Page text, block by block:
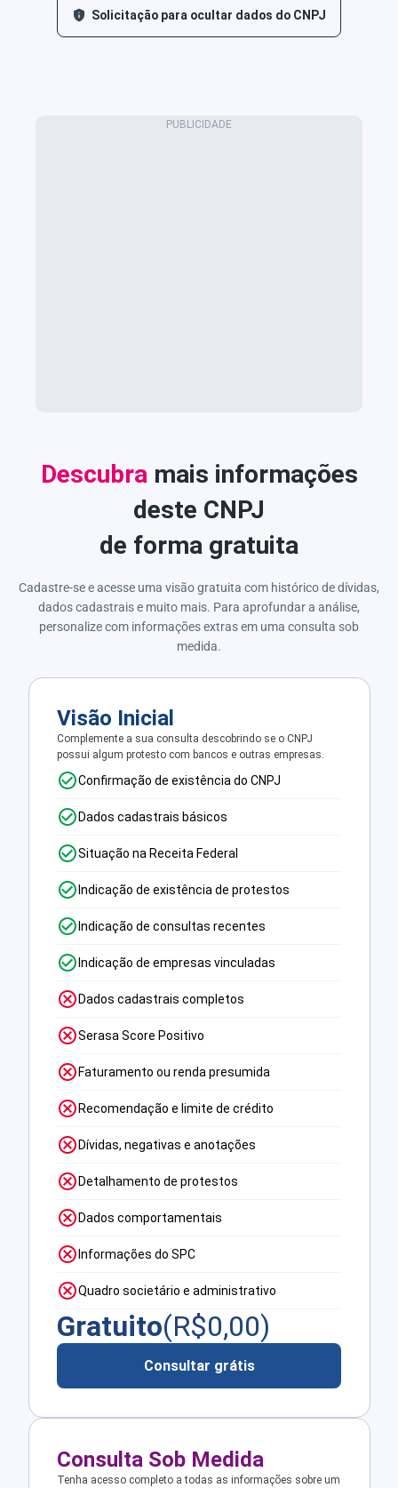
Solicitação para ocultar dados do CNPJ
Descubra mais informações
deste CNPJ
de forma gratuita
Cadastre-se e acesse uma visão gratuita com histórico de dívidas,
dados cadastrais e muito mais. Para aprofundar a análise,
personalize com informações extras em uma consulta sob
medida.
Visão Inicial
Complemente a sua consulta descobrindo se o CNPJ
possui algum protesto com bancos e outras empresas.
Confirmação de existência do CNPJ
Dados cadastrais básicos
Situação na Receita Federal
Indicação de existência de protestos
Indicação de consultas recentes
Indicação de empresas vinculadas
Dados cadastrais completos
Serasa Score Positivo
Faturamento ou renda presumida
Recomendação e limite de crédito
Dívidas, negativas e anotações
Detalhamento de protestos
Dados comportamentais
Informações do SPC
Quadro societário e administrativo
Gratuito(R$0,00)
Consultar grátis
Consulta Sob Medida
Tenha acesso completo a todas as informações sobre um